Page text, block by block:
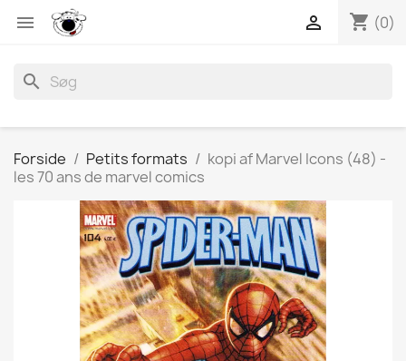
 shopping_cart (0)

search
Forside Petits formats
kopi af Marvel Icons (48) -
les 70 ans de marvel comics